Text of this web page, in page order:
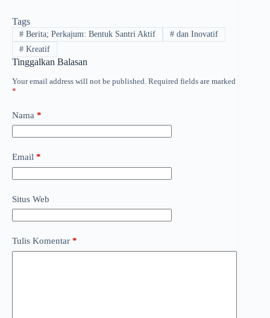
Tags
#Berita; Perkajum: Bentuk Santri Aktif #dan Inovatif
#Kreatif
Tinggalkan Balasan
Your email address will not be published. Required fields are marked
*
Nama *
Email *
Situs Web
Tulis Komentar *